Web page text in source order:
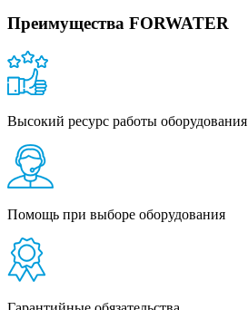
Преимущества FORWATER
Высокий ресурс работы оборудования
Помощь при выборе оборудования